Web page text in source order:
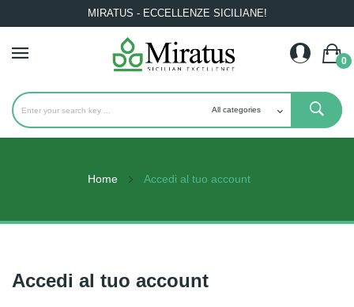
MIRATUS - ECCELLENZE SICILIANE!
0
Home Accedi al tuo account
Accedi al tuo account